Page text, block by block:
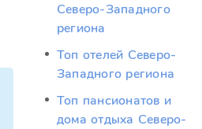
Северо-Западного
региона
Топ отелей Северо-
Западного региона
Топ пансионатов и
дома отдыха Северо-